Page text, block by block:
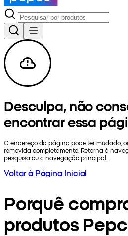
Desculpa, não
encontrar essa
O endereço da página pode ter mudado,
removida completamente. Retorna à
pesquisa ou a navegação principal.
Voltar à Página Inicial
Porquê
produtos